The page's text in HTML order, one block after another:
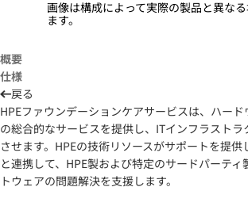
画像は構成によって実際の製品と異な
ます。
概要
仕様
戻る
HPEファウンデーションケアサービスは、ハー
の総合的なサービスを提供し、ITインフラスト
させます。HPEの技術リソースがサポートを提
と連携して、HPE製および特定のサードパーテ
トウェアの問題解決を支援します。